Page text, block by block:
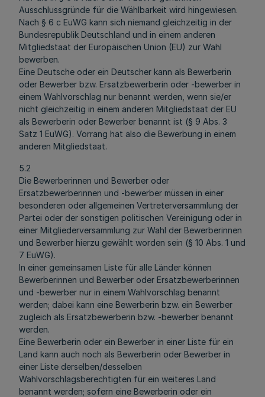
Ausschlussgründe für die Wählbarkeit wird hingewiesen.
Nach § 6 c EuWG kann sich niemand gleichzeitig in der
Bundesrepublik Deutschland und in einem anderen
Mitgliedstaat der Europäischen Union (EU) zur Wahl
bewerben.
Eine Deutsche oder ein Deutscher kann als Bewerberin
oder Bewerber bzw. Ersatzbewerberin oder -bewerber in
einem Wahlvorschlag nur benannt werden, wenn sie/er
nicht gleichzeitig in einem anderen Mitgliedstaat der EU
als Bewerberin oder Bewerber benannt ist (§ 9 Abs. 3
Satz 1 EuWG). Vorrang hat also die Bewerbung in einem
anderen Mitgliedstaat.
5.2
Die Bewerberinnen und Bewerber oder
Ersatzbewerberinnen und -bewerber müssen in einer
besonderen oder allgemeinen Vertreterversammlung der
Partei oder der sonstigen politischen Vereinigung oder in
einer Mitgliederversammlung zur Wahl der Bewerberinnen
und Bewerber hierzu gewählt worden sein (§ 10 Abs. 1 und
7 EuWG).
In einer gemeinsamen Liste für alle Länder können
Bewerberinnen und Bewerber oder Ersatzbewerberinnen
und -bewerber nur in einem Wahlvorschlag benannt
werden; dabei kann eine Bewerberin bzw. ein Bewerber
zugleich als Ersatzbewerberin bzw. -bewerber benannt
werden.
Eine Bewerberin oder ein Bewerber in einer Liste für ein
Land kann auch noch als Bewerberin oder Bewerber in
einer Liste derselben/desselben
Wahlvorschlagsberechtigten für ein weiteres Land
benannt werden; sofern eine Bewerberin oder ein